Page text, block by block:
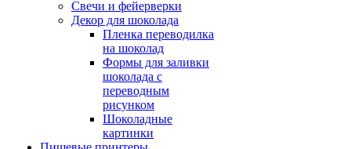
Свечи и фейерверки
Декор для шоколада
Пленка переводилка
на шоколад
Формы для заливки
шоколада с
переводным
рисунком
Шоколадные
картинки